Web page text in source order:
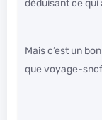
déduisant ce qui
Mais c’est un
que voyage-